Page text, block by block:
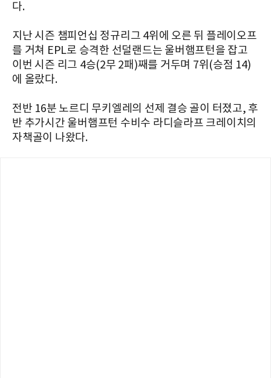
다.
지난 시즌 챔피언십 정규리그 4위에 오른 뒤 플레이오프
를 거쳐 EPL로 승격한 선덜랜드는 울버햄프턴을 잡고
이번 시즌 리그 4승(2무 2패)째를 거두며 7위(승점 14)
에 올랐다.
전반 16분 노르디 무키엘레의 선제 결승 골이 터졌고, 후
반 추가시간 울버햄프턴 수비수 라디슬라프 크레이치의
자책골이 나왔다.